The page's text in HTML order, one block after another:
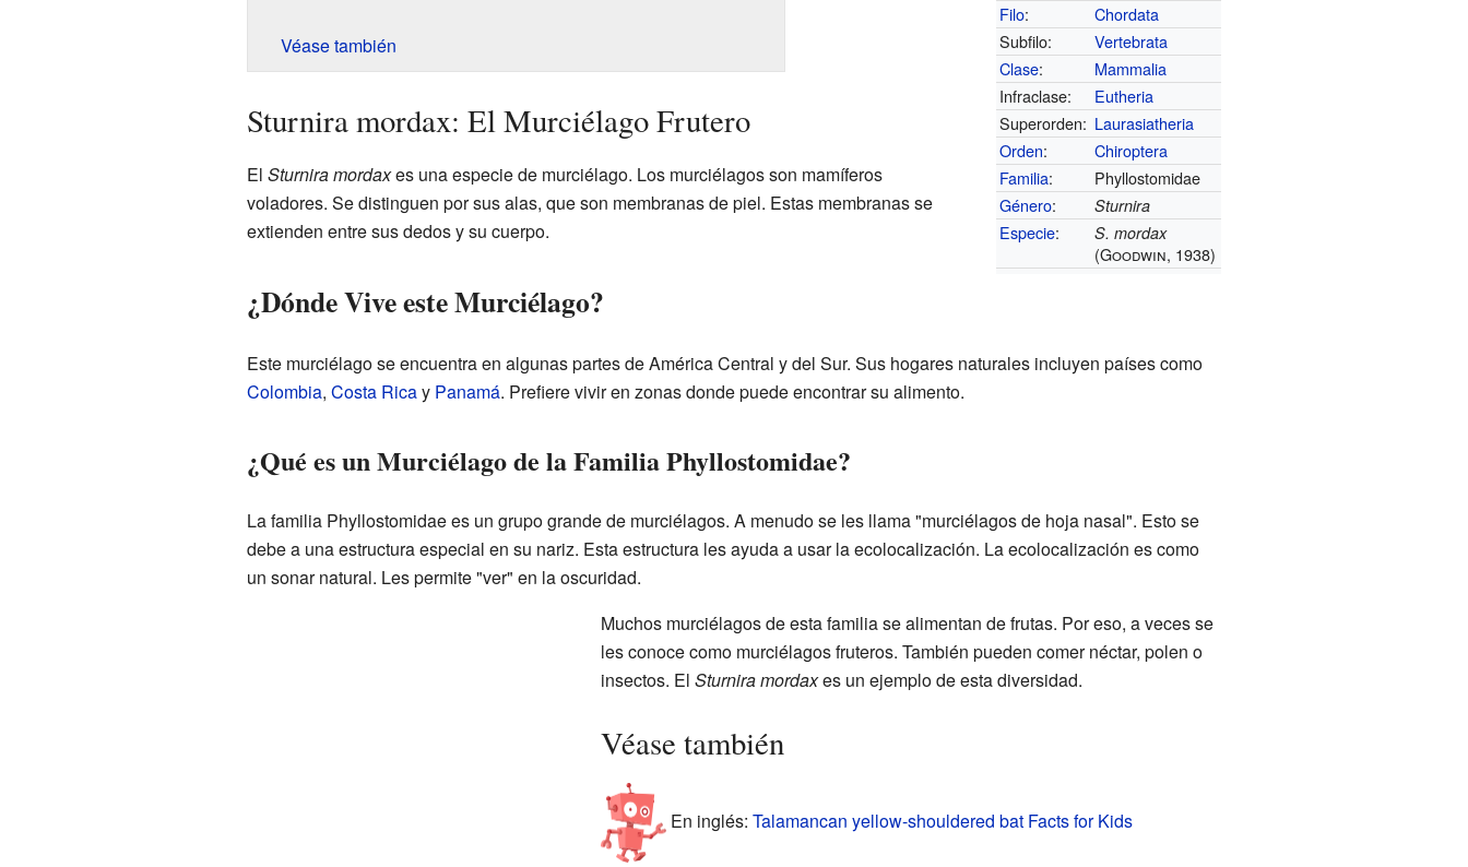
Filo:
Chordata
Subfilo:
Vertebrata
Clase:
Mammalia
Infraclase:
Eutheria
Superorden: Laurasiatheria
Orden:
Chiroptera
Familia:
Phyllostomidae
Género: Sturnira
Especie: S. mordax
(Goodwin, 1938)
Véase también
Sturnira mordax: El Murciélago Frutero
El Sturnira mordaxes una especie de murciélago. Los murciélagos son mamíferos
voladores. Se distinguen por sus alas, que son membranas de piel. Estas membranas se
extienden entre sus dedos y su cuerpo.
¿Dónde Vive este Murciélago?
Este murciélago se encuentra en algunas partes de América Central y del Sur. Sus hogares naturales incluyen países como
Colombia, Costa Ricay Panamá. Prefiere vivir en zonas donde puede encontrar su alimento.
¿Qué es un Murciélago de la Familia Phyllostomidae?
La familia Phyllostomidae es un grupo grande de murciélagos. A menudo se les llama "murciélagos de hoja nasal". Esto se
debe a una estructura especial en su nariz. Esta estructura les ayuda a usar la ecolocalización. La ecolocalización es como
un sonar natural. Les permite "ver" en la oscuridad.
Muchos murciélagos de esta familia se alimentan de frutas. Por eso, a veces se
les conoce como murciélagos fruteros. También pueden comer néctar, polen o
insectos. El Sturnira mordaxes un ejemplo de esta diversidad.
Véase también
En inglés: Talamancan yellow-shouldered bat Facts for Kids